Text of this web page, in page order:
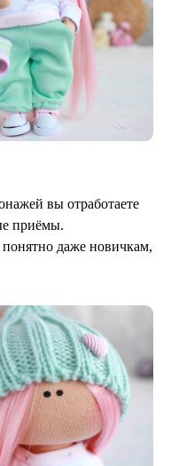
вы отработаете
приёмы.
понятно даже новичкам,